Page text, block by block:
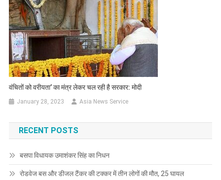
वंचितों को वरीयता’ का मंत्र लेकर चल रही है सरकार: मोदी
January 28, 2023 Asia News Service
RECENT POSTS
बसपा विधायक उमाशंकर सिंह का निधन
रोडवेज बस और डीजल टैंकर की टक्कर में तीन लोगों की मौत, 25 घायल